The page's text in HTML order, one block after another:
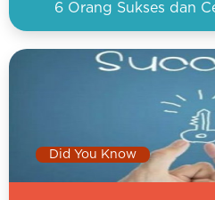
6 Orang Sukses dan
Did You Know